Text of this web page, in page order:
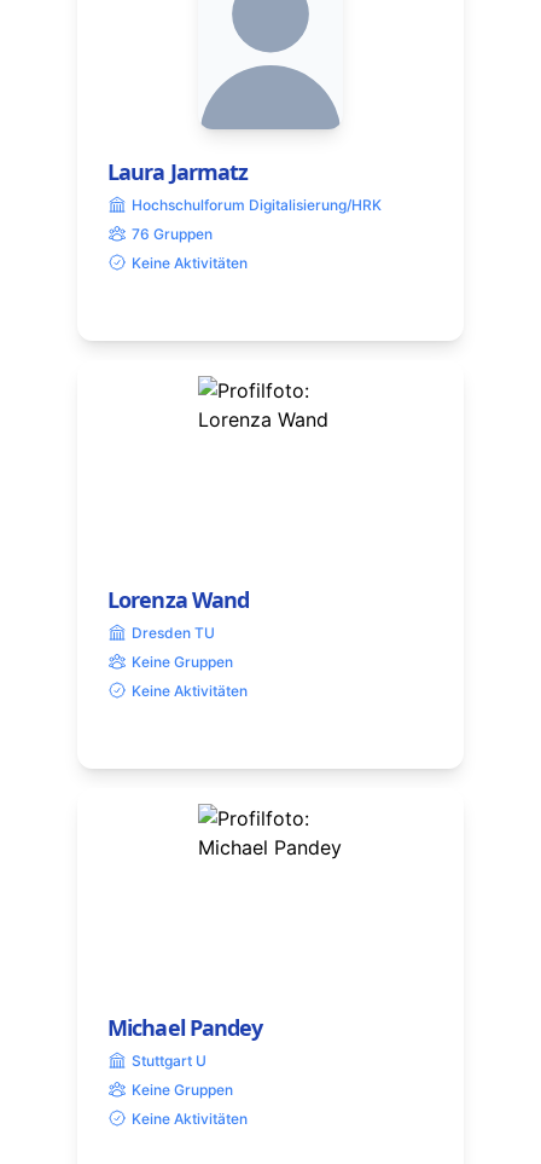
Laura Jarmatz
Hochschulforum Digitalisierung/HRK
76 Gruppen
Keine Aktivitäten
Lorenza Wand
Dresden TU
Keine Gruppen
Keine Aktivitäten
Michael Pandey
Stuttgart U
Keine Gruppen
Keine Aktivitäten